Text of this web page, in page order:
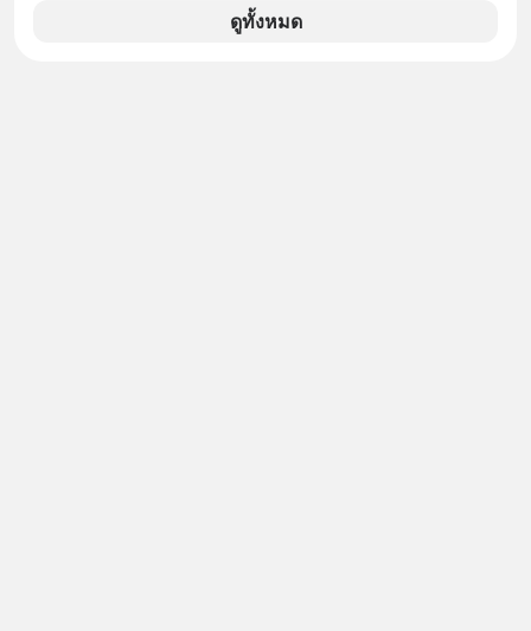
การแอปเท๋ Dinner Talk ในวันนี้โฮสต์
ทั้ง 2 ท่าน แทป-รวิศ หาญอุตสาหะ และ
แรกในประเทศไทย ที่ Central Park
ดูทั้งหมด